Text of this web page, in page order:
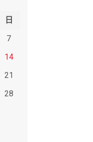
日
7
14
21
28